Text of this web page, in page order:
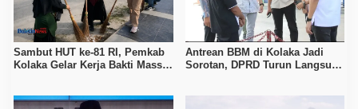
Sambut HUT ke-81 RI, Pemkab
Kolaka Gelar Kerja Bakti Massal
Antrean BBM di Kolaka Jadi
Sorotan, DPRD Turun Langsung